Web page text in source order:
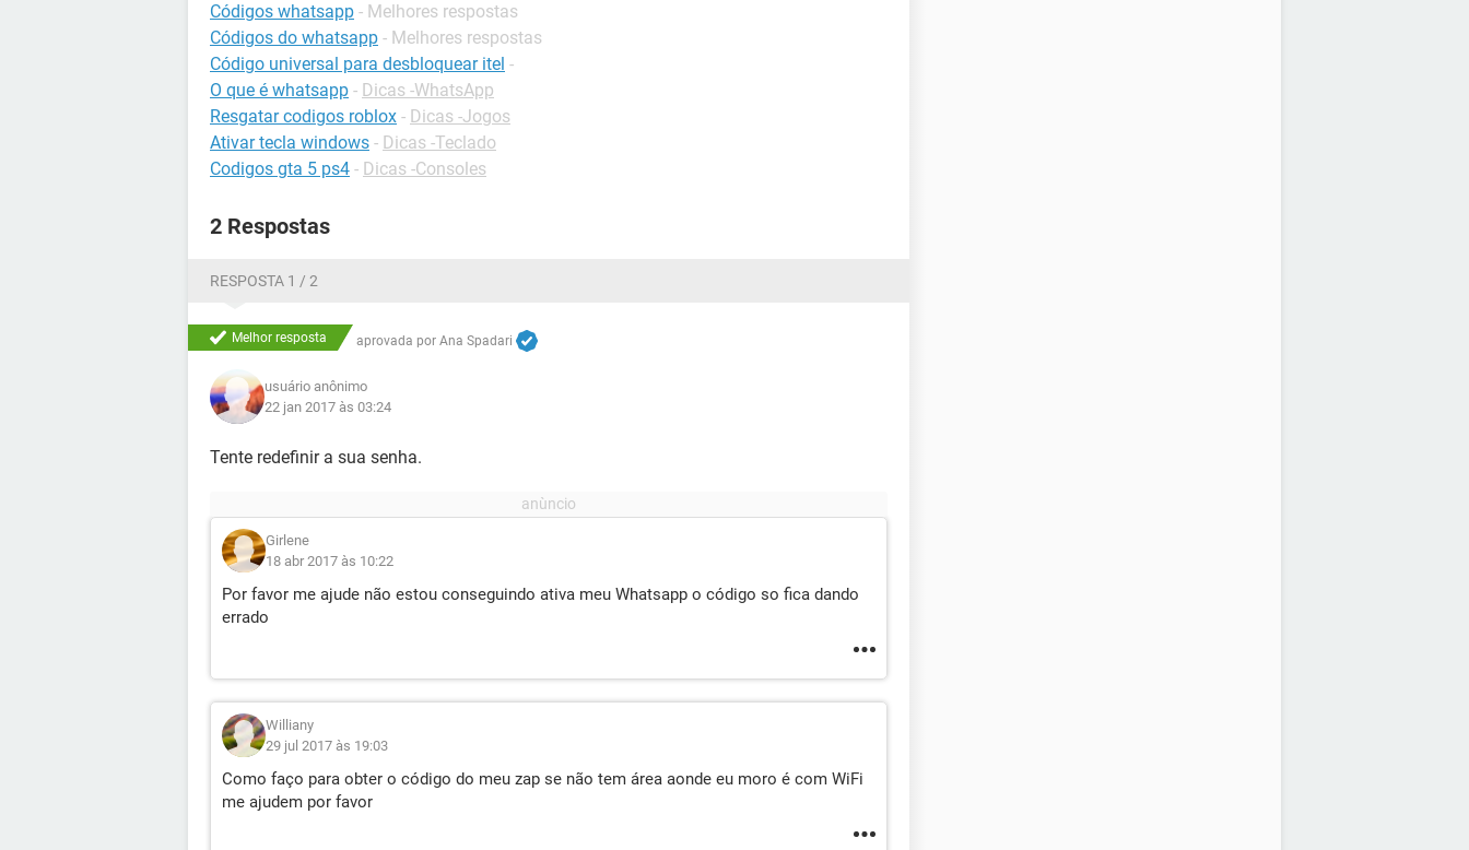
Códigos whatsapp - Melhores respostas
Códigos do whatsapp - Melhores respostas
Código universal para desbloquear itel -
O que é whatsapp - Dicas -WhatsApp
Resgatar codigos roblox - Dicas -Jogos
Ativar tecla windows - Dicas -Teclado
Codigos gta 5 ps4 - Dicas -Consoles
2 Respostas
RESPOSTA 1 / 2
Melhor resposta aprovada por Ana Spadari
usuário anônimo
22 jan 2017 às 03:24
Tente redefinir a sua senha.
Girlene
18 abr 2017 às 10:22
Por favor me ajude não estou conseguindo ativa meu Whatsapp o código so fica dando
errado
Williany
29 jul 2017 às 19:03
Como faço para obter o código do meu zap se não tem área aonde eu moro é com WiFi
me ajudem por favor